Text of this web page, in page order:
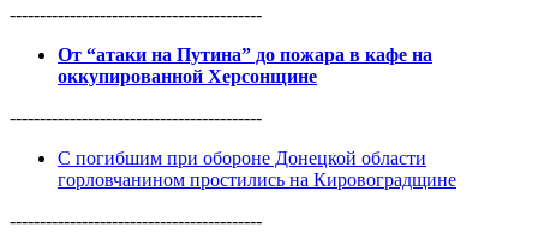
------------------------------------------
От “атаки на Путина” до пожара в кафе на
оккупированной Херсонщине
------------------------------------------
С погибшим при обороне Донецкой области
горловчанином простились на Кировоградщине
------------------------------------------